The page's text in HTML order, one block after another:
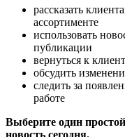
рассказать
ассортименте
использовать
публикации
вернуться к
обсудить
следить за
работе
Выберите один
новость сегодня.